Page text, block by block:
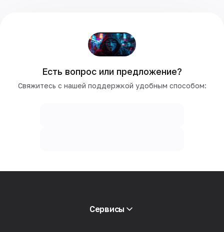
Есть вопрос или предложение?
Свяжитесь с нашей поддержкой удобным способом:
Сервисы